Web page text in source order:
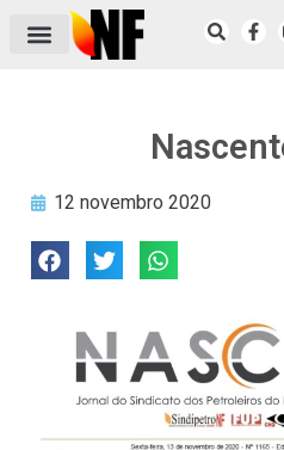
12 novembro 2020